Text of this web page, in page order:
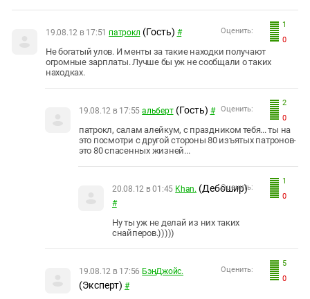
1
0
Оценить:
19.08.12 в 17:51 патрокл (Гость) #
Не богатый улов. И менты за такие находки получают
огромные зарплаты. Лучше бы уж не сообщали о таких
находках.
2
0
Оценить:
19.08.12 в 17:55 альберт (Гость) #
патрокл, салам алейкум, с праздником тебя... ты на
это посмотри с другой стороны 80 изъятых патронов-
это 80 спасенных жизней...
1
0
Оценить:
20.08.12 в 01:45 Khan. (Дебошир)
#
Ну ты уж не делай из них таких
снайперов.)))))
5
0
Оценить:
19.08.12 в 17:56 БэнДжойс.
(Эксперт) #